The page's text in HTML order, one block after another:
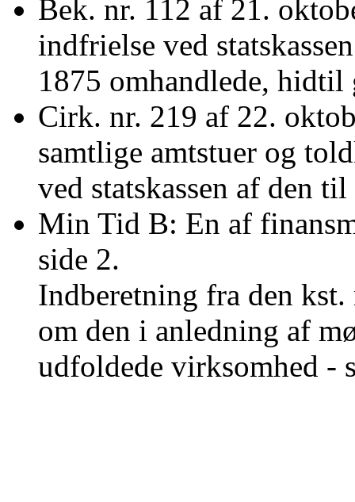
Bek. nr. 112 af 21.
indfrielse ved
1875 omhandlede,
Cirk. nr. 219 af 22.
samtlige amtstuer og
ved statskassen af den
Min Tid B: En af
side 2.
Indberetning fra den
om den i anledning af
udfoldede virksomhed -